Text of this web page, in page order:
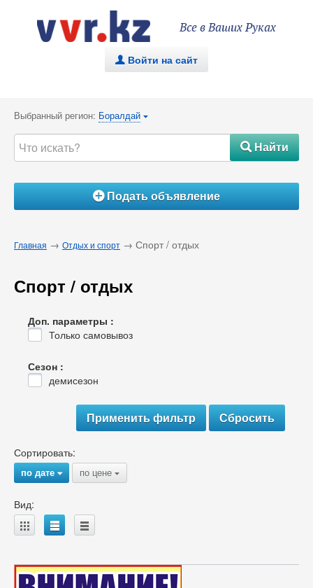
Все в Ваших Руках
. Войти на сайт
Выбранный регион: Боралдай {
#Найти
ÁПодать объявление
Главная → Отдых и спорт → Спорт / отдых
Спорт / отдых
Доп. параметры :
Только самовывоз
Сезон :
демисезон
Сортировать:
по дате{ по цене {
Вид:
A B C